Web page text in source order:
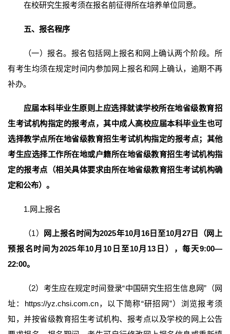
在校研究生报考须在报名前征得所在培养单位同意。
五、报名程序
（一）报名。报名包括网上报名和网上确认两个阶段。所
有考生均须在规定时间内参加网上报名和网上确认，逾期不再
补办。
应届本科毕业生原则上应选择就读学校所在地省级教育招
生考试机构指定的报考点，其中成人高校应届本科毕业生也可
选择教学点所在地省级教育招生考试机构指定的报考点；其他
考生应选择工作所在地或户籍所在地省级教育招生考试机构指
定的报考点（相关具体要求由所在地省级教育招生考试机构确
定和公布）。
1.网上报名
（1）
网上报名时间为2025年10月16日至10月27日（网上
预报名时间为2025年10月10日至10月13日），每天9:00—
22:00。
（2）考生应在规定时间登录“中国研究生招生信息网”（网
址：https://yz.chsi.com.cn，以下简称“研招网”）浏览报考须
知，并按省级教育招生考试机构、报考点以及学校的网上公告